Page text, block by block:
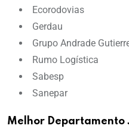
Ecorodovias
Gerdau
Grupo Andrade
Rumo Logística
Sabesp
Sanepar
Melhor Departamento